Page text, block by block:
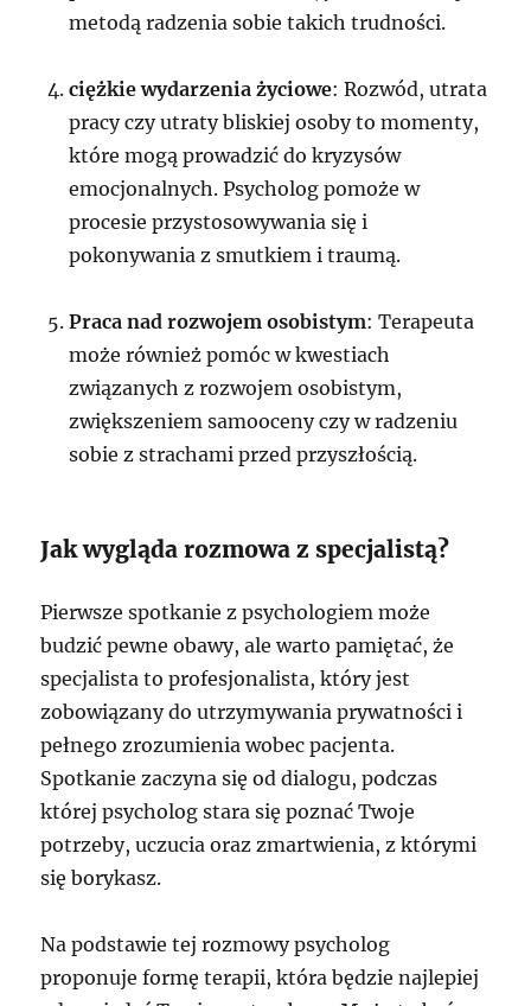
metodą radzenia sobie takich trudności.
ciężkie wydarzenia życiowe: Rozwód, utrata
pracy czy utraty bliskiej osoby to momenty,
które mogą prowadzić do kryzysów
emocjonalnych. Psycholog pomoże w
procesie przystosowywania się i
pokonywania z smutkiem i traumą.
Praca nad rozwojem osobistym: Terapeuta
może również pomóc w kwestiach
związanych z rozwojem osobistym,
zwiększeniem samooceny czy w radzeniu
sobie z strachami przed przyszłością.
Jak wygląda rozmowa z specjalistą?
Pierwsze spotkanie z psychologiem może
budzić pewne obawy, ale warto pamiętać, że
specjalista to profesjonalista, który jest
zobowiązany do utrzymywania prywatności i
pełnego zrozumienia wobec pacjenta.
Spotkanie zaczyna się od dialogu, podczas
której psycholog stara się poznać Twoje
potrzeby, uczucia oraz zmartwienia, z którymi
się borykasz.
Na podstawie tej rozmowy psycholog
proponuje formę terapii, która będzie najlepiej